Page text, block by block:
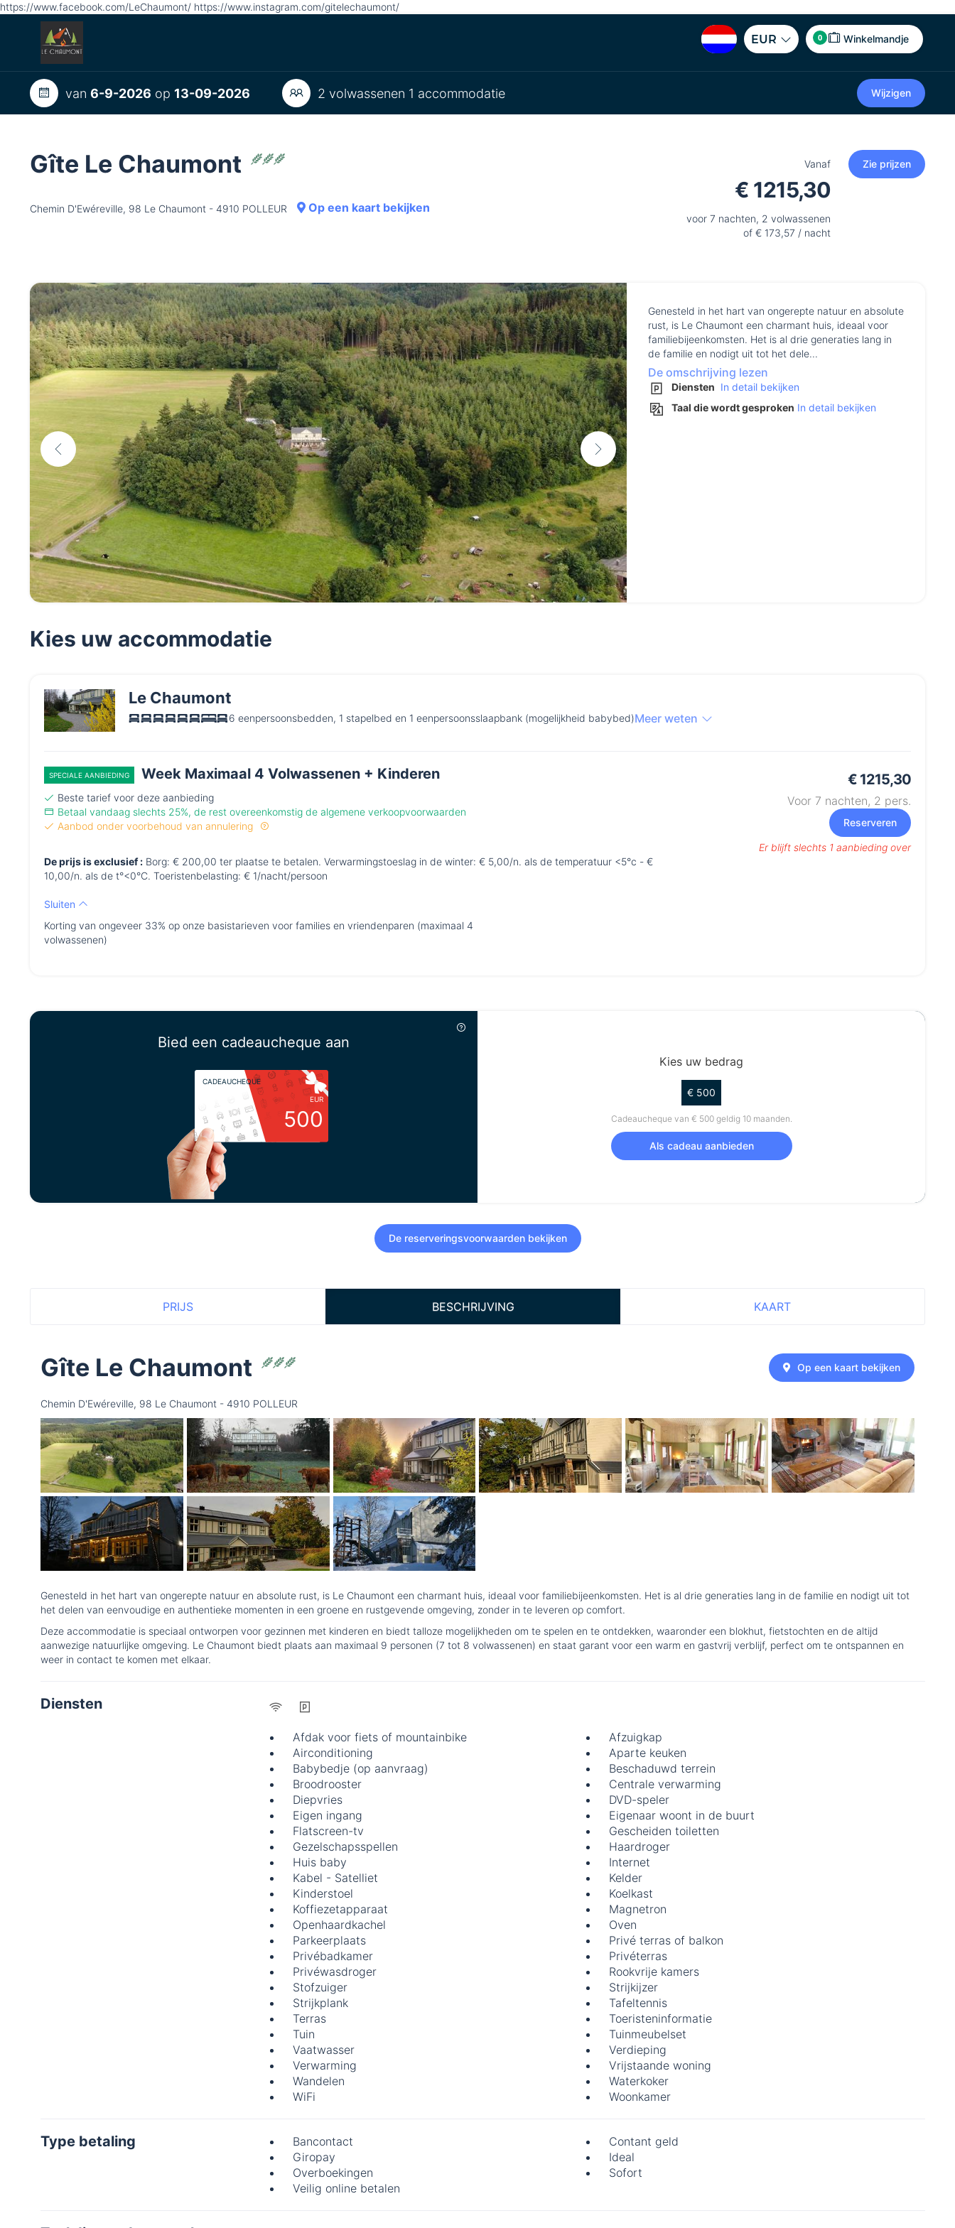
https://www.facebook.com/LeChaumont/ https://www.instagram.com/gitelechaumont/
EUR 0 Winkelmandje
van 6-9-2026 op 13-09-2026 2 volwassenen 1 accommodatie Wijzigen
Gîte Le Chaumont
Chemin D'Ewéreville, 98 Le Chaumont - 4910 POLLEUR Op een kaart bekijken
Vanaf
€ 1215,30
voor 7 nachten, 2 volwassenen
of € 173,57 / nacht
Zie prijzen
Genesteld in het hart van ongerepte natuur en absolute
rust, is Le Chaumont een charmant huis, ideaal voor
familiebijeenkomsten. Het is al drie generaties lang in
de familie en nodigt uit tot het dele...
De omschrijving lezen
Diensten In detail bekijken
Taal die wordt gesproken In detail bekijken
Kies uw accommodatie
Le Chaumont
6 eenpersoonsbedden, 1 stapelbed en 1 eenpersoonsslaapbank (mogelijkheid babybed)Meer weten
SPECIALE AANBIEDING Week Maximaal 4 Volwassenen + Kinderen
Beste tarief voor deze aanbieding
Betaal vandaag slechts 25%, de rest overeenkomstig de algemene verkoopvoorwaarden
Aanbod onder voorbehoud van annulering
De prijs is exclusief : Borg: € 200,00 ter plaatse te betalen. Verwarmingstoeslag in de winter: € 5,00/n. als de temperatuur <5°c - €
10,00/n. als de t°<0°C. Toeristenbelasting: € 1/nacht/persoon
€ 1215,30
Voor 7 nachten, 2 pers.
Reserveren
Er blijft slechts 1 aanbieding over
Sluiten
Korting van ongeveer 33% op onze basistarieven voor families en vriendenparen (maximaal 4
volwassenen)
Bied een cadeaucheque aan
CADEAUCHEQUE
EUR
500
Kies uw bedrag
€ 500
Cadeaucheque van € 500 geldig 10 maanden.
Als cadeau aanbieden
De reserveringsvoorwaarden bekijken
PRIJS BESCHRIJVING KAART
Gîte Le Chaumont
Chemin D'Ewéreville, 98 Le Chaumont - 4910 POLLEUR
Op een kaart bekijken
Genesteld in het hart van ongerepte natuur en absolute rust, is Le Chaumont een charmant huis, ideaal voor familiebijeenkomsten. Het is al drie generaties lang in de familie en nodigt uit tot
het delen van eenvoudige en authentieke momenten in een groene en rustgevende omgeving, zonder in te leveren op comfort.
Deze accommodatie is speciaal ontworpen voor gezinnen met kinderen en biedt talloze mogelijkheden om te spelen en te ontdekken, waaronder een blokhut, fietstochten en de altijd
aanwezige natuurlijke omgeving. Le Chaumont biedt plaats aan maximaal 9 personen (7 tot 8 volwassenen) en staat garant voor een warm en gastvrij verblijf, perfect om te ontspannen en
weer in contact te komen met elkaar.
Diensten
Afdak voor fiets of mountainbike
Afzuigkap
Airconditioning
Aparte keuken
Babybedje (op aanvraag)
Beschaduwd terrein
Broodrooster
Centrale verwarming
Diepvries
DVD-speler
Eigen ingang
Eigenaar woont in de buurt
Flatscreen-tv
Gescheiden toiletten
Gezelschapsspellen
Haardroger
Huis baby
Internet
Kabel - Satelliet
Kelder
Kinderstoel
Koelkast
Koffiezetapparaat
Magnetron
Openhaardkachel
Oven
Parkeerplaats
Privé terras of balkon
Privébadkamer
Privéterras
Privéwasdroger
Rookvrije kamers
Stofzuiger
Strijkijzer
Strijkplank
Tafeltennis
Terras
Toeristeninformatie
Tuin
Tuinmeubelset
Vaatwasser
Verdieping
Verwarming
Vrijstaande woning
Wandelen
Waterkoker
WiFi
Woonkamer
Type betaling Bancontact
Contant geld
Giropay
Ideal
Overboekingen
Sofort
Veilig online betalen